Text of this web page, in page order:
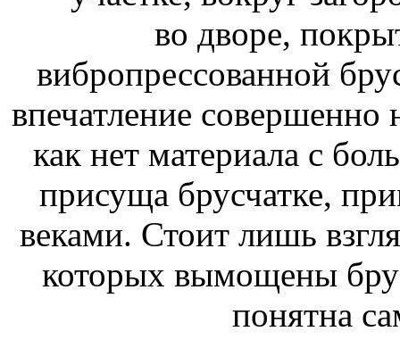
во дворе,
вибропрессованной
впечатление совершенно
как нет материала с
присуща брусчатке,
веками. Стоит лишь
которых вымощены
понятна